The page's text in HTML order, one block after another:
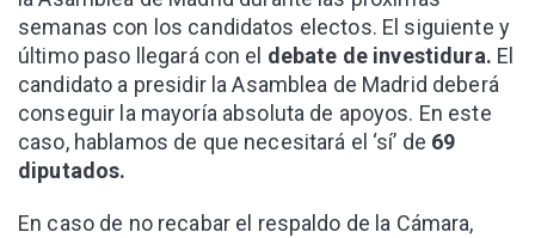
semanas con los candidatos electos. El siguiente y
último paso llegará con el debate de investidura. El
candidato a presidir la Asamblea de Madrid deberá
conseguir la mayoría absoluta de apoyos. En este
caso, hablamos de que necesitará el ‘sí’ de 69
diputados.
En caso de no recabar el respaldo de la Cámara,